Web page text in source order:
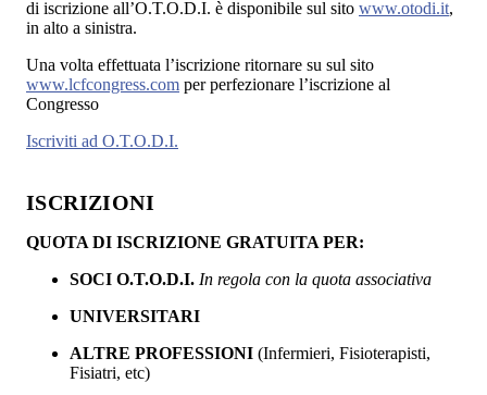
di iscrizione all’O.T.O.D.I. è disponibile sul sito www.otodi.it,
in alto a sinistra.
Una volta effettuata l’iscrizione ritornare su sul sito
www.lcfcongress.com per perfezionare l’iscrizione al
Congresso
Iscriviti ad O.T.O.D.I.
ISCRIZIONI
QUOTA DI ISCRIZIONE GRATUITA PER:
SOCI O.T.O.D.I. In regola con la quota associativa
UNIVERSITARI
ALTRE PROFESSIONI (Infermieri, Fisioterapisti,
Fisiatri, etc)